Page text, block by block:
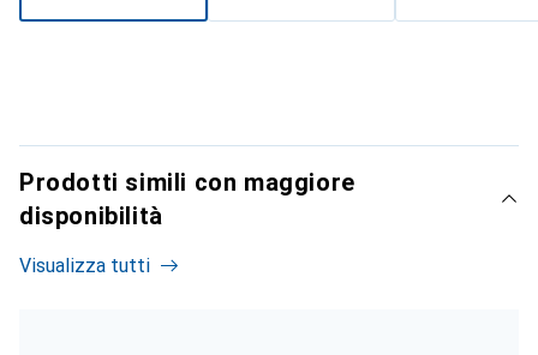
Prodotti simili con maggiore
disponibilità
Visualizza tutti